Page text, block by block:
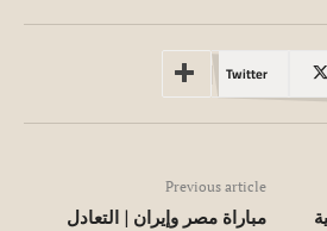
Twitter
Previous article
مباراة مصر وإيران | التعادل